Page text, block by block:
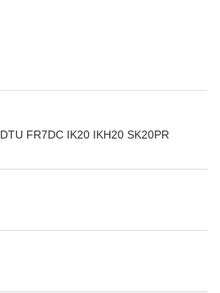
FR7DC IK20 IKH20 SK20PR